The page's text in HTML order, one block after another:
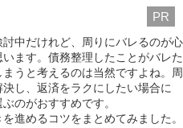
PR
中だけれど、周りにバレるのが心
ます。債務整理したことがバレた
うと考えるのは当然ですよね。周
し、返済をラクにしたい場合に
のがおすすめです。
進めるコツをまとめてみました。